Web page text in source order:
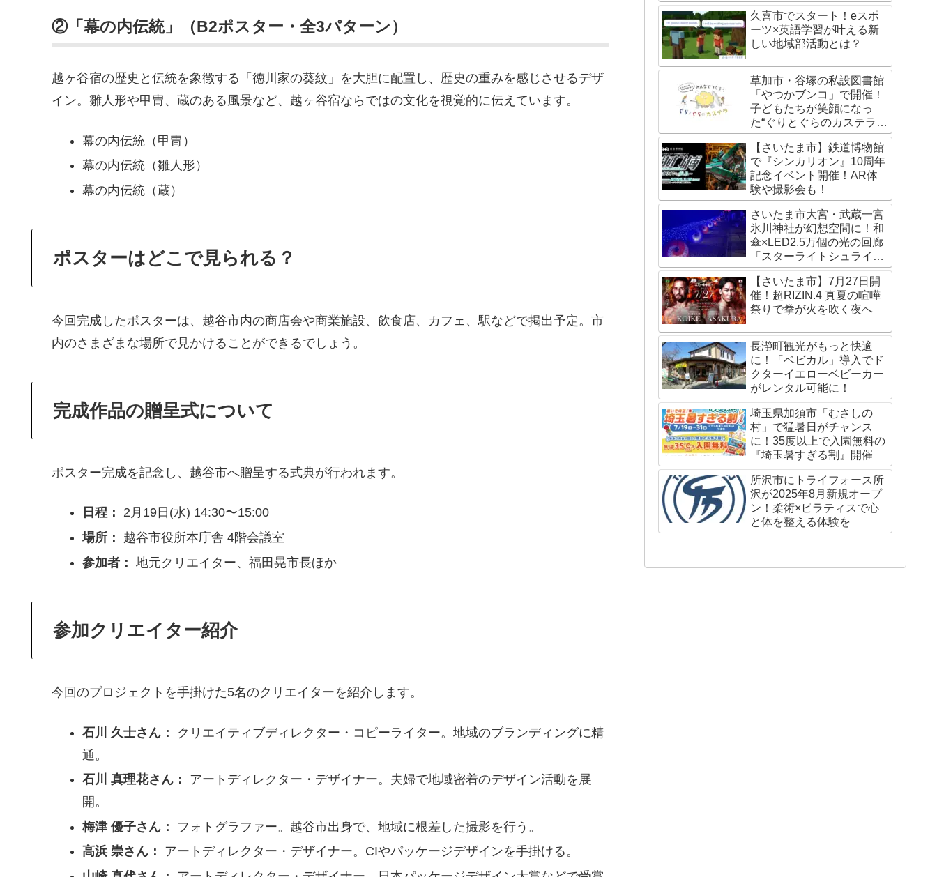
②「幕の内伝統」（B2ポスター・全3パターン）
越ヶ谷宿の歴史と伝統を象徴する「徳川家の葵紋」を大胆に配置し、歴史の重みを感じさせるデザ
イン。雛人形や甲冑、蔵のある風景など、越ヶ谷宿ならではの文化を視覚的に伝えています。
幕の内伝統（甲冑）
幕の内伝統（雛人形）
幕の内伝統（蔵）
ポスターはどこで見られる？
今回完成したポスターは、越谷市内の商店会や商業施設、飲食店、カフェ、駅などで掲出予定。市
内のさまざまな場所で見かけることができるでしょう。
完成作品の贈呈式について
ポスター完成を記念し、越谷市へ贈呈する式典が行われます。
日程：
2月19日(水) 14:30〜15:00
場所：
越谷市役所本庁舎 4階会議室
参加者： 地元クリエイター、福田晃市長ほか
参加クリエイター紹介
今回のプロジェクトを手掛けた5名のクリエイターを紹介します。
石川 久士さん：
クリエイティブディレクター・コピーライター。地域のブランディングに精
通。
石川 真理花さん：
アートディレクター・デザイナー。夫婦で地域密着のデザイン活動を展
開。
梅津 優子さん：
フォトグラファー。越谷市出身で、地域に根差した撮影を行う。
高浜 崇さん：
アートディレクター・デザイナー。CIやパッケージデザインを手掛ける。
久喜市でスタート！eスポ
ーツ×英語学習が叶える新
しい地域部活動とは？
草加市・谷塚の私設図書館
「やつかブンコ」で開催！
子どもたちが笑顔になっ
た“ぐりとぐらのカステライ
ベント”レポート
【さいたま市】鉄道博物館
で『シンカリオン』10周年
記念イベント開催！AR体
験や撮影会も！
さいたま市大宮・武蔵一宮
氷川神社が幻想空間に！和
傘×LED2.5万個の光の回廊
「スターライトシュライ
ン」が国内外で話題
【さいたま市】7月27日開
催！超RIZIN.4 真夏の喧嘩
祭りで拳が火を吹く夜へ
長瀞町観光がもっと快適
に！「ベビカル」導入でド
クターイエローベビーカー
がレンタル可能に！
埼玉県加須市「むさしの
村」で猛暑日がチャンス
に！35度以上で入園無料の
『埼玉暑すぎる割』開催
所沢市にトライフォース所
沢が2025年8月新規オープ
ン！柔術×ピラティスで心
と体を整える体験を